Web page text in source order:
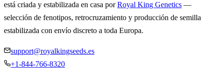
está criada y estabilizada en casa porRoyal King Genetics —
selección de fenotipos, retrocruzamiento y producción de semilla
estabilizada con envío discreto a toda Europa.
support@royalkingseeds.es
+1-844-766-8320